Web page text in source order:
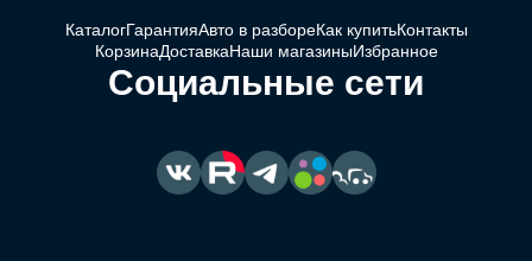
КаталогГарантияАвто в разбореКак купитьКонтакты
КорзинаДоставкаНаши магазиныИзбранное
Социальные сети